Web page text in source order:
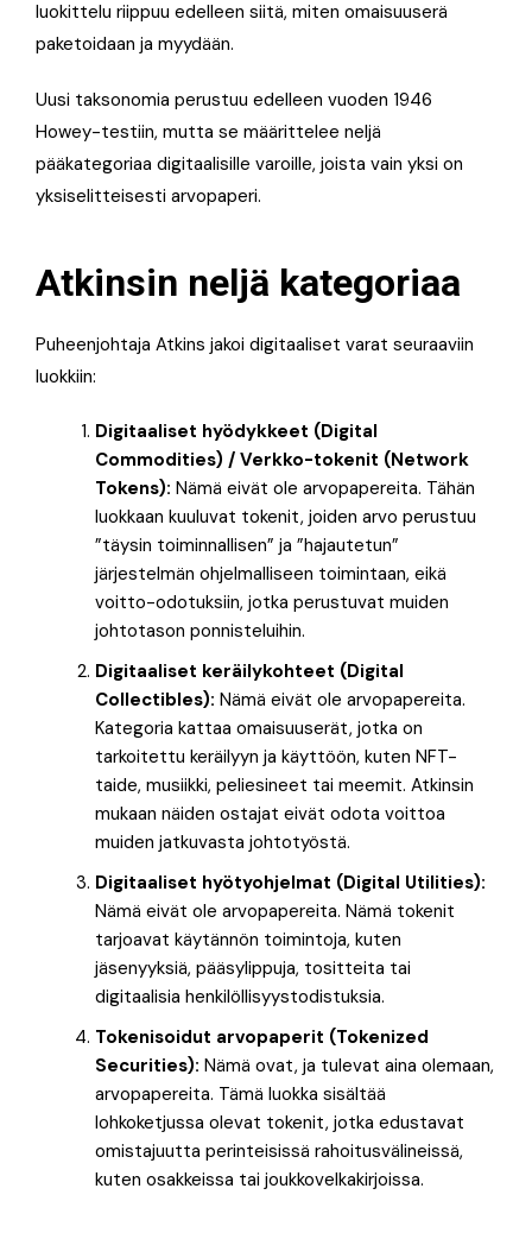
luokittelu riippuu edelleen siitä, miten omaisuuserä
paketoidaan ja myydään.
Uusi taksonomia perustuu edelleen vuoden 1946
Howey-testiin, mutta se määrittelee neljä
pääkategoriaa digitaalisille varoille, joista vain yksi on
yksiselitteisesti arvopaperi.
Atkinsin neljä kategoriaa
Puheenjohtaja Atkins jakoi digitaaliset varat seuraaviin
luokkiin:
Digitaaliset hyödykkeet (Digital
Commodities) / Verkko-tokenit (Network
Tokens): Nämä eivät ole arvopapereita. Tähän
luokkaan kuuluvat tokenit, joiden arvo perustuu
”täysin toiminnallisen” ja ”hajautetun”
järjestelmän ohjelmalliseen toimintaan, eikä
voitto-odotuksiin, jotka perustuvat muiden
johtotason ponnisteluihin.
Digitaaliset keräilykohteet (Digital
Collectibles): Nämä eivät ole arvopapereita.
Kategoria kattaa omaisuuserät, jotka on
tarkoitettu keräilyyn ja käyttöön, kuten NFT-
taide, musiikki, peliesineet tai meemit. Atkinsin
mukaan näiden ostajat eivät odota voittoa
muiden jatkuvasta johtotyöstä.
Digitaaliset hyötyohjelmat (Digital Utilities):
Nämä eivät ole arvopapereita. Nämä tokenit
tarjoavat käytännön toimintoja, kuten
jäsenyyksiä, pääsylippuja, tositteita tai
digitaalisia henkilöllisyystodistuksia.
Tokenisoidut arvopaperit (Tokenized
Securities): Nämä ovat, ja tulevat aina olemaan,
arvopapereita. Tämä luokka sisältää
lohkoketjussa olevat tokenit, jotka edustavat
omistajuutta perinteisissä rahoitusvälineissä,
kuten osakkeissa tai joukkovelkakirjoissa.